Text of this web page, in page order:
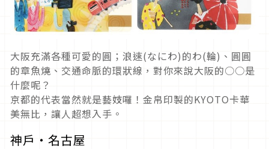
大阪充滿各種可愛的圓；浪速(なにわ)的わ(輪)、圓圓
的章魚燒、交通命脈的環狀線，對你來說大阪的○○是
什麼呢？
京都的代表當然就是藝妓囉！金帛印製的KYOTO卡華
美無比，讓人超想入手。
神戶・名古屋